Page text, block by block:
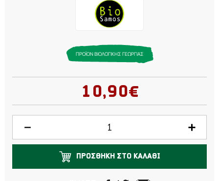
ΠΡΟΪΟΝ ΒΙΟΛΟΓΙΚΗΣ ΓΕΩΡΓΙΑΣ
10,90€
ΠΡΟΣΘΗΚΗ ΣΤΟ ΚΑΛΑΘΙ